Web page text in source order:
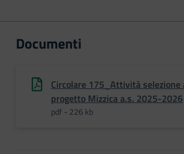
Documenti
Circolare 175_Attività selezione
progetto Mizzica a.s. 2025-2026
pdf - 226 kb